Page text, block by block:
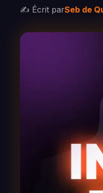
✍️ Écrit parSeb de